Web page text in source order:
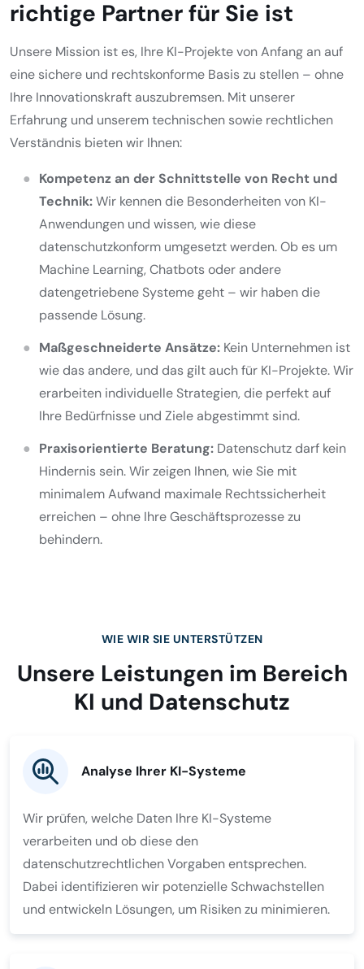
richtige Partner für Sie ist
Unsere Mission ist es, Ihre KI-Projekte von Anfang an auf
eine sichere und rechtskonforme Basis zu stellen – ohne
Ihre Innovationskraft auszubremsen. Mit unserer
Erfahrung und unserem technischen sowie rechtlichen
Verständnis bieten wir Ihnen:
Kompetenz an der Schnittstelle von Recht und
Technik:Wir kennen die Besonderheiten von KI-
Anwendungen und wissen, wie diese
datenschutzkonform umgesetzt werden. Ob es um
Machine Learning, Chatbots oder andere
datengetriebene Systeme geht – wir haben die
passende Lösung.
Maßgeschneiderte Ansätze: Kein Unternehmen ist
wie das andere, und das gilt auch für KI-Projekte. Wir
erarbeiten individuelle Strategien, die perfekt auf
Ihre Bedürfnisse und Ziele abgestimmt sind.
Praxisorientierte Beratung: Datenschutz darf kein
Hindernis sein. Wir zeigen Ihnen, wie Sie mit
minimalem Aufwand maximale Rechtssicherheit
erreichen – ohne Ihre Geschäftsprozesse zu
behindern.
WIE WIR SIE UNTERSTÜTZEN
Unsere Leistungen im Bereich
KI und Datenschutz
Analyse Ihrer KI-Systeme
Wir prüfen, welche Daten Ihre KI-Systeme
verarbeiten und ob diese den
datenschutzrechtlichen Vorgaben entsprechen.
Dabei identifizieren wir potenzielle Schwachstellen
und entwickeln Lösungen, um Risiken zu minimieren.